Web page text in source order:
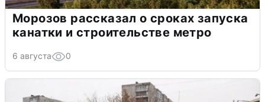
Морозов рассказал о сроках запуска
канатки и строительстве метро
6 августа 0